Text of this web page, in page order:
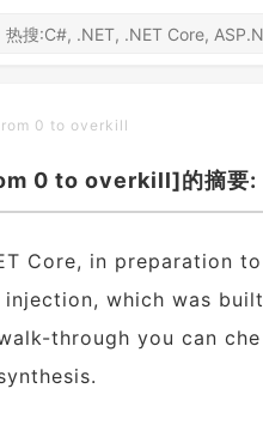
0 to overkill
0 to overkill]的摘要:
Core, in preparation to
which was built
through you can che